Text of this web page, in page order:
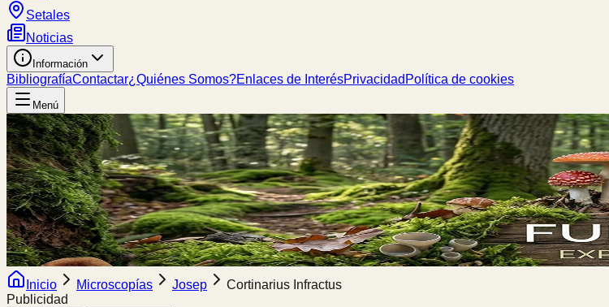
Setales
Noticias
Información
BibliografíaContactar¿Quiénes Somos?Enlaces de InterésPrivacidad Política de cookies
Menú
Inicio Microscopías Josep
Cortinarius Infractus
Publicidad